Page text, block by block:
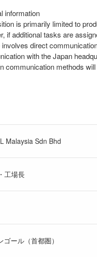
information
is primarily limited to
if additional tasks are
involves direct
with the Japan
communication methods
Malaysia Sdn Bhd
工場長
ール（首都圏）